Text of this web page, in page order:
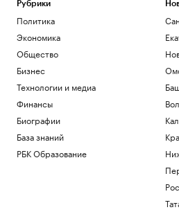
Рубрики
Политика
Экономика
Общество
Бизнес
Технологии и медиа
Финансы
Биографии
База знаний
РБК Образование